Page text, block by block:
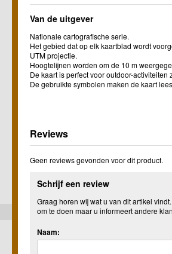
Van de uitgever
Nationale cartografische serie.
Het gebied dat op elk kaartblad wordt
UTM projectie.
Hoogtelijnen worden om de 10 m
De kaart is perfect voor outdoor-activiteiten
De gebruikte symbolen maken de kaart
Reviews
Geen reviews gevonden voor dit product.
Schrijf een review
Graag horen wij wat u van dit artikel
om te doen maar u informeert andere
Naam: